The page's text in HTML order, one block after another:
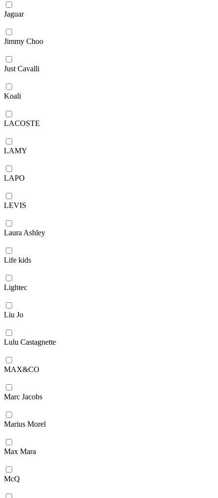
Jaguar
Jimmy Choo
Just Cavalli
Koali
LACOSTE
LAMY
LAPO
LEVIS
Laura Ashley
Life kids
Lightec
Liu Jo
Lulu Castagnette
MAX&CO
Marc Jacobs
Marius Morel
Max Mara
McQ